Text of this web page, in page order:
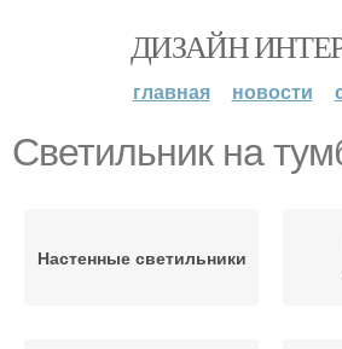
ДИЗАЙН
главная новости
Светильник на
Настенные светильники